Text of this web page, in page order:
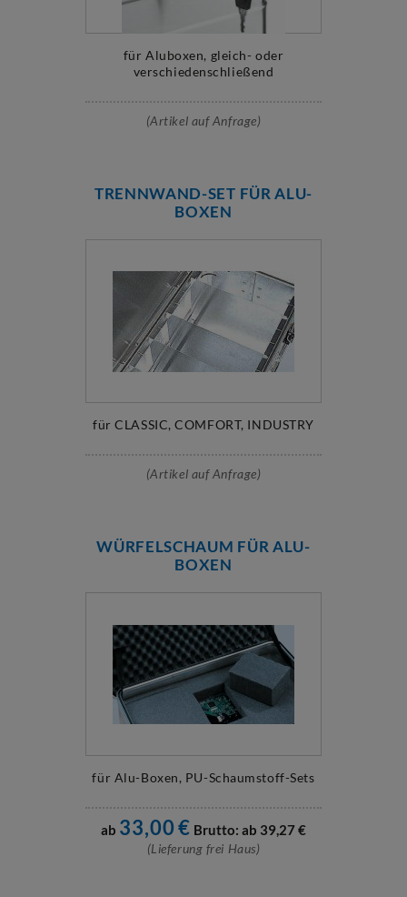
für Aluboxen, gleich- oder
verschiedenschließend
(Artikel auf Anfrage)
TRENNWAND-SET FÜR ALU-
BOXEN
für CLASSIC, COMFORT, INDUSTRY
(Artikel auf Anfrage)
WÜRFELSCHAUM FÜR ALU-
BOXEN
für Alu-Boxen, PU-Schaumstoff-Sets
ab 33,00€ Brutto: ab 39,27€
(Lieferung frei Haus)